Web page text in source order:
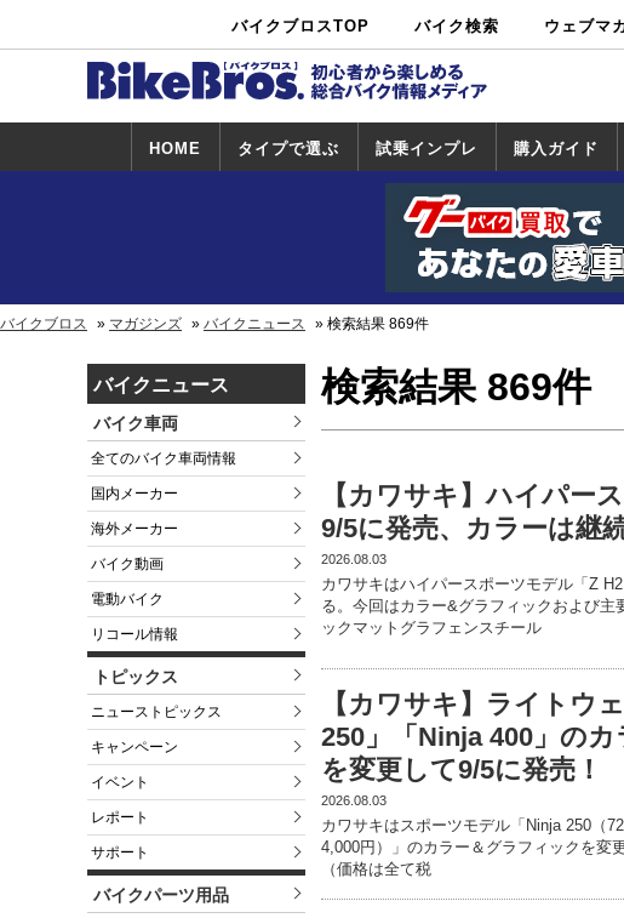
バイクブロスTOP バイク検索
中古バイ
ク・新車検
カタログ検
索
ショップ検
索
ウェブマ
HOME タイプで選ぶ 試乗インプレ
試乗インプレ
一覧
ホンダ
ヤマハ
スズキ
カワサキ
ハーレー
BMW
トライアンフ
ドゥカティ
購入ガイド
一覧
バイクブロス マガジンズ バイクニュース 検索結果 869件
バイクニュース
バイク車両
全てのバイク車両情報
国内メーカー
海外メーカー
バイク動画
電動バイク
リコール情報
トピックス
ニューストピックス
キャンペーン
イベント
レポート
サポート
バイクパーツ用品
検索結果 869件
【カワサキ】ハイパー
9/5に発売、カラーは継
2026.08.03
カワサキはハイパースポーツモデル「Z
る。今回はカラー&グラフィックおよび主
ックマットグラフェンスチール
【カワサキ】ライトウ
250」「Ninja 400」の
を変更して9/5に発売！
2026.08.03
カワサキはスポーツモデル「Ninja 250（
4,000円）」のカラー＆グラフィックを変
（価格は全て税